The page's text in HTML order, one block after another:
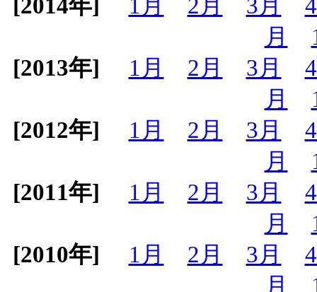
[2014年]
1月 2月 3月
月
[2013年]
1月 2月 3月
月
[2012年]
1月 2月 3月
月
[2011年]
1月 2月 3月
月
[2010年]
1月 2月 3月
月